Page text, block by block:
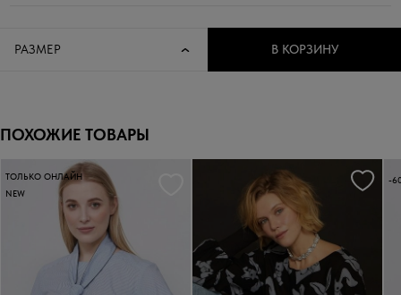
РАЗМЕР В КОРЗИНУ
ПОХОЖИЕ ТОВАРЫ
ТОЛЬКО ОНЛАЙН
NEW
-